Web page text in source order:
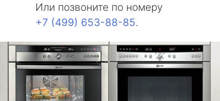
Или позвоните по номеру
+7 (499) 653-88-85.